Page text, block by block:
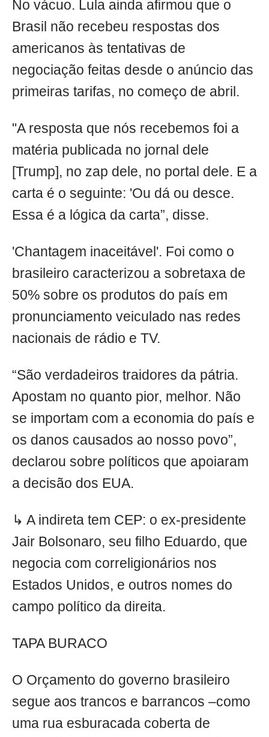
No vácuo. Lula ainda afirmou que o
Brasil não recebeu respostas dos
americanos às tentativas de
negociação feitas desde o anúncio das
primeiras tarifas, no começo de abril.
"A resposta que nós recebemos foi a
matéria publicada no jornal dele
[Trump], no zap dele, no portal dele. E a
carta é o seguinte: 'Ou dá ou desce.
Essa é a lógica da carta”, disse.
'Chantagem inaceitável'. Foi como o
brasileiro caracterizou a sobretaxa de
50% sobre os produtos do país em
pronunciamento veiculado nas redes
nacionais de rádio e TV.
“São verdadeiros traidores da pátria.
Apostam no quanto pior, melhor. Não
se importam com a economia do país e
os danos causados ao nosso povo”,
declarou sobre políticos que apoiaram
a decisão dos EUA.
↳ A indireta tem CEP: o ex-presidente
Jair Bolsonaro, seu filho Eduardo, que
negocia com correligionários nos
Estados Unidos, e outros nomes do
campo político da direita.
TAPA BURACO
O Orçamento do governo brasileiro
segue aos trancos e barrancos –como
uma rua esburacada coberta de